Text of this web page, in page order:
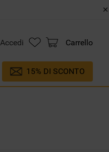
Accedi Carrello
15% DI SCONTO